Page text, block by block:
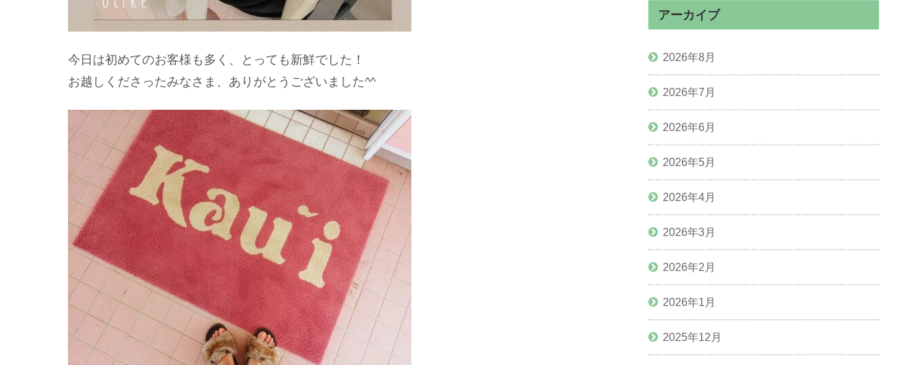
今日は初めてのお客様も多く、とっても新鮮でした！
お越しくださったみなさま、ありがとうございました^^
アーカイブ
2026年8月
2026年7月
2026年6月
2026年5月
2026年4月
2026年3月
2026年2月
2026年1月
2025年12月